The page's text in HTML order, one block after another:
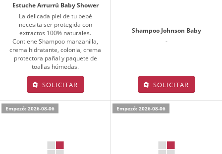
Estuche Arrurrú Baby Shower
La delicada piel de tu bebé
necesita ser protegida con
extractos 100% naturales.
Contiene Shampoo manzanilla,
crema hidratante, colonia, crema
protectora pañal y paquete de
toallas húmedas.
SOLICITAR
Shampoo Johnson Baby
-
SOLICITAR
Empezó: 2026-08-06 Empezó: 2026-08-06